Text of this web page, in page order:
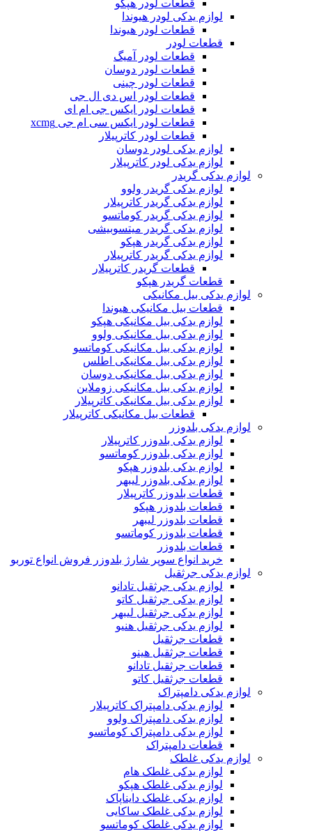
قطعات لودر هپکو
لوازم یدکی لودر هیوندا
قطعات لودر هیوندا
قطعات لودر
قطعات لودر آمیگ
قطعات لودر دوسان
قطعات لودر چینی
قطعات لودر اس دی ال جی
قطعات لودر ایکس جی ام ای
قطعات لودر ایکس سی ام جی xcmg
قطعات لودر کاترپیلار
لوازم یدکی لودر دوسان
لوازم یدکی لودر کاترپیلار
لوازم یدکی گریدر
لوازم یدکی گریدر ولوو
لوازم یدکی گریدر کاترپیلار
لوازم یدکی گریدر کوماتسو
لوازم یدکی گریدر میتسوبیشی
لوازم یدکی گریدر هپکو
لوازم یدکی گریدر کاترپیلار
قطعات گریدر کاترپیلار
قطعات گریدر هپکو
لوازم یدکی بیل مکانیکی
قطعات بیل مکانیکی هیوندا
لوازم یدکی بیل مکانیکی هپکو
لوازم یدکی بیل مکانیکی ولوو
لوازم یدکی بیل مکانیکی کوماتسو
لوازم یدکی بیل مکانیکی اطلس
لوازم یدکی بیل مکانیکی دوسان
لوازم یدکی بیل مکانیکی زوملاین
لوازم یدکی بیل مکانیکی کاترپیلار
قطعات بیل مکانیکی کاترپیلار
لوازم یدکی بلدوزر
لوازم یدکی بلدوزر کاترپیلار
لوازم یدکی بلدوزر کوماتسو
لوازم یدکی بلدوزر هپکو
لوازم یدکی بلدوزر لیبهر
قطعات بلدوزر کاترپیلار
قطعات بلدوزر هپکو
قطعات بلدوزر لیبهر
قطعات بلدوزر کوماتسو
قطعات بلدوزر
خرید انواع سوپر شارژ بلدوزر فروش انواع توربو
لوازم یدکی جرثقیل
لوازم یدکی جرثقیل تادانو
لوازم یدکی جرثقیل کاتو
لوازم یدکی جرثقیل لیبهر
لوازم یدکی جرثقیل هنیو
قطعات جرثقیل
قطعات جرثقیل هینو
قطعات جرثقیل تادانو
قطعات جرثقیل کاتو
لوازم یدکی دامپتراک
لوازم یدکی دامپتراک کاترپیلار
لوازم یدکی دامپتراک ولوو
لوازم یدکی دامپتراک کوماتسو
قطعات دامپتراک
لوازم یدکی غلطک
لوازم یدکی غلطک هام
لوازم یدکی غلطک هپکو
لوازم یدکی غلطک دایناپاک
لوازم یدکی غلطک ساکایی
لوازم یدکی غلطک کوماتسو